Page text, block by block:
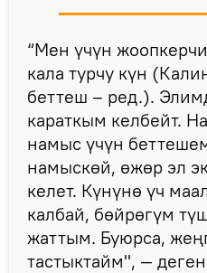
“Мен үчүн
кала турчу күн
беттеш – ред.).
караткым келбейт.
намыс үчүн
намыскөй, өжөр эл
келет. Күнүнө үч
калбай, бөйрөгүм
жаттым. Буюрса,
тастыктайм", —